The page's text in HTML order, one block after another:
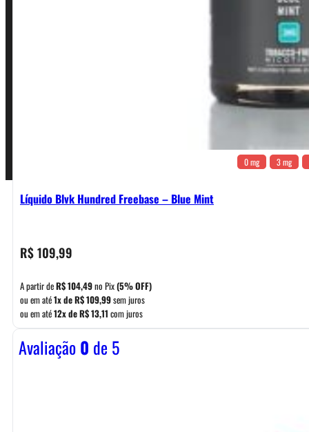
0 mg 3 mg
Líquido Blvk Hundred Freebase – Blue Mint
R$109,99
A partir deR$104,49no Pix(5% OFF)
ou em até1x deR$109,99sem juros
ou em até12x deR$13,11 com juros
Avaliação0 de 5
Política de Garantia, Reembolso e Devolução